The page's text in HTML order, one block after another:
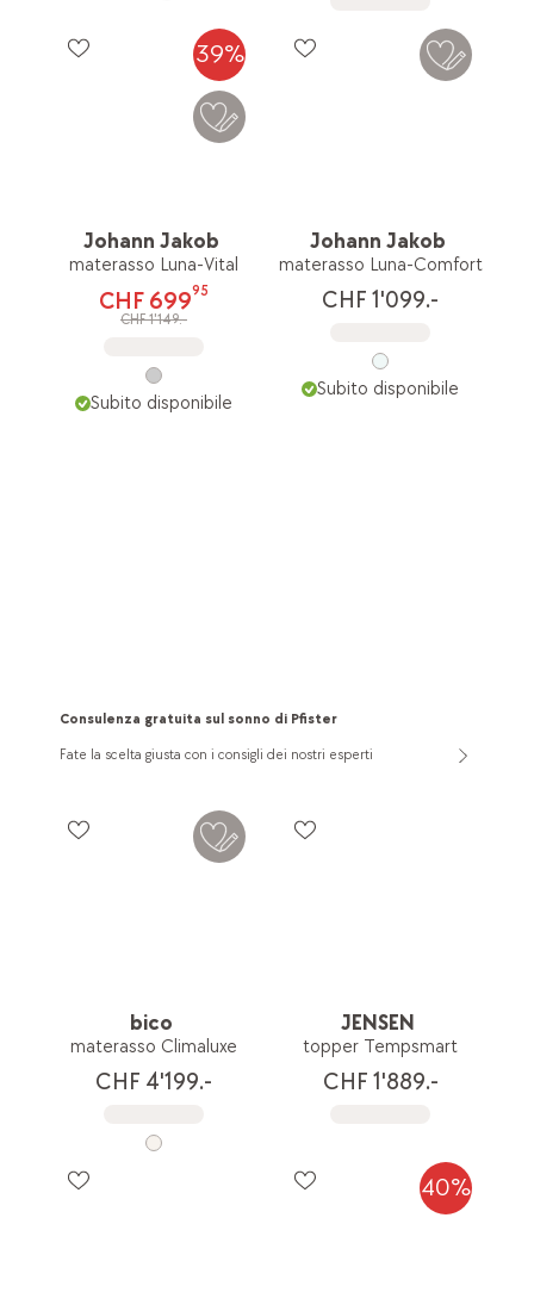
39%
Johann Jakob
materasso Luna-Vital
CHF 69995
CHF 1'149.-
Subito disponibile
Johann Jakob
materasso Luna-Comfort
CHF 1'099.-
Subito disponibile
Consulenza gratuita sul sonno di Pfister
Fate la scelta giusta con i consigli dei nostri esperti
bico
materasso Climaluxe
CHF 4'199.-
JENSEN
topper Tempsmart
CHF 1'889.-
40%